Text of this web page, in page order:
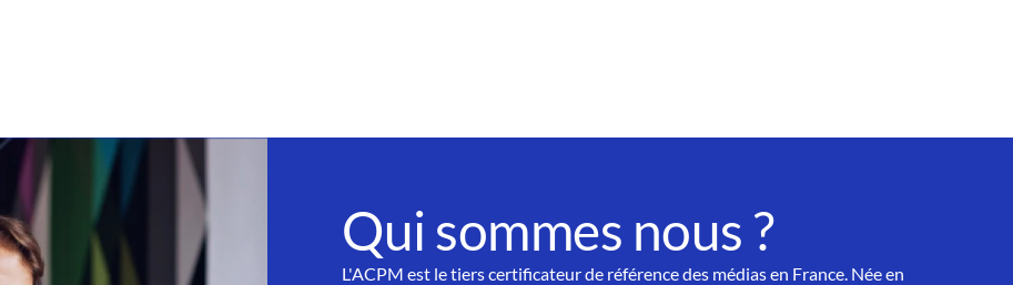
Qui sommes nous ?
L'ACPM est le tiers certificateur de référence des médias en France. Née en